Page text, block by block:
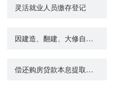
灵活就业人员缴存登记
因建造、翻建、大修自住住房申请住房公积金贷款
偿还购房贷款本息提取住房公积金